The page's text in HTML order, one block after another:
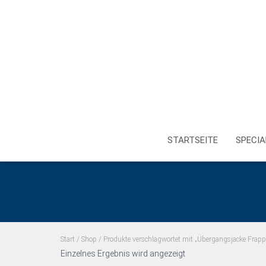
STARTSEITE
Start / Shop / Produkte verschlagwortet mit „Übergangsjacke
Einzelnes Ergebnis wird angezeigt